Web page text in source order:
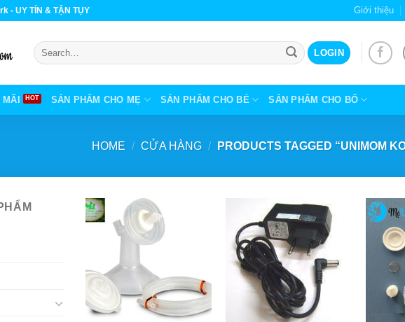
- UY TÍN & TẬN TỤY Giới thiệu
Search
for:
LOGIN
MÃI SẢN PHẨM CHO MẸ SẢN PHẨM CHO BÉ SẢN PHẨM CHO BỐ
HOME / CỬA HÀNG / PRODUCTS TAGGED “UNIMOM
+